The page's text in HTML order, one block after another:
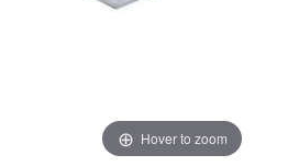
Hover to zoom